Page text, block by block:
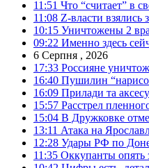
11:51 Что “считает” в
11:08 Z-власти
10:15 Уничтожены 2
09:22 Именно здесь
6 Серпня , 2026
17:33 Россияне
16:40 Пушилин
16:09 Прилади та
15:57 Расстрел
15:04 В Дружковке
13:11 Атака на
12:28 Удары РФ по
11:35 Оккупанты опять